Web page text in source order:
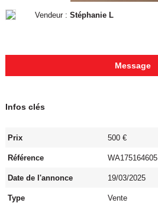
Vendeur : Stéphanie L
Message
Infos clés
Prix 500 €
Référence WA175164605
Date de l'annonce 19/03/2025
Type Vente